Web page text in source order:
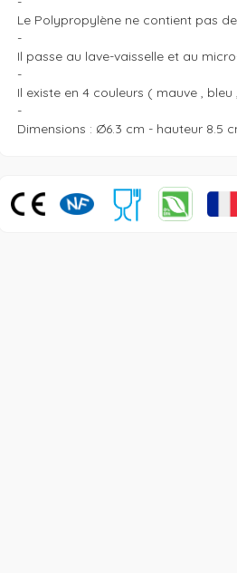
Le Polypropylène ne contient pas
-
Il passe au lave-vaisselle et au
-
Il existe en 4 couleurs ( mauve ,
-
Dimensions : Ø6.3 cm - hauteur 8.5